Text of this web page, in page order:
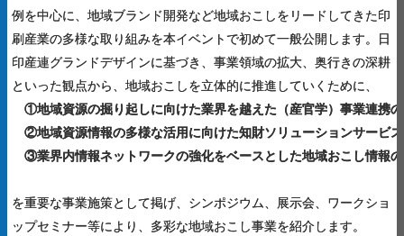
例を中心に、地域ブランド開発など地域おこしをリードしてきた印
刷産業の多様な取り組みを本イベントで初めて一般公開します。日
印産連グランドデザインに基づき、事業領域の拡大、奥行きの深耕
といった観点から、地域おこしを立体的に推進していくために、
①地域資源の掘り起しに向けた業界を越えた（産官学）事業連携
②地域資源情報の多様な活用に向けた知財ソリューションサービ
③業界内情報ネットワークの強化をベースとした地域おこし情報
を重要な事業施策として掲げ、シンポジウム、展示会、ワークショ
ップセミナー等により、多彩な地域おこし事業を紹介します。